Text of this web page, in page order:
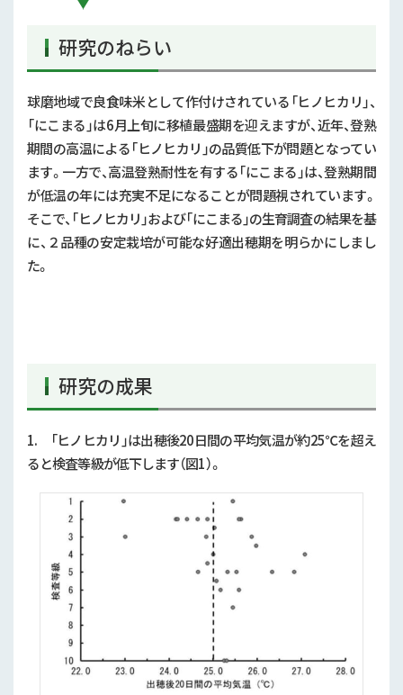
研究のねらい
球磨地域で良食味米として作付けされている「ヒノヒカリ」、
「にこまる」は6月上旬に移植最盛期を迎えますが、近年、登熟
期間の高温による「ヒノヒカリ」の品質低下が問題となってい
ます。一方で、高温登熟耐性を有する「にこまる」は、登熟期間
が低温の年には充実不足になることが問題視されています。
そこで、「ヒノヒカリ」および「にこまる」の生育調査の結果を基
に、２品種の安定栽培が可能な好適出穂期を明らかにしまし
た。
研究の成果
1. 「ヒノヒカリ」は出穂後20日間の平均気温が約25℃を超え
ると検査等級が低下します（図1）。